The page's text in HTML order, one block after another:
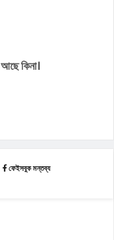
কিনা।
ফেইসবুক মন্তব্য